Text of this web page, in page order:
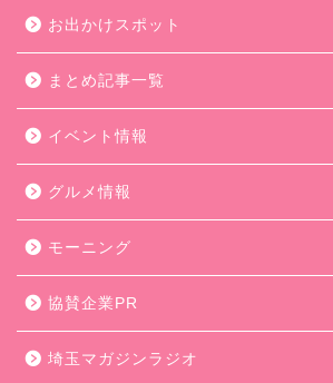
お出かけスポット
まとめ記事一覧
イベント情報
グルメ情報
モーニング
協賛企業PR
埼玉マガジンラジオ